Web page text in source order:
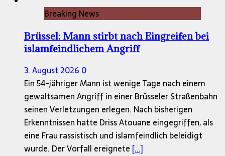
Breaking News
Brüssel: Mann stirbt nach Eingreifen bei
islamfeindlichem Angriff
3. August 20260
Ein 54-jähriger Mann ist wenige Tage nach einem
gewaltsamen Angriff in einer Brüsseler Straßenbahn
seinen Verletzungen erlegen. Nach bisherigen
Erkenntnissen hatte Driss Atouane eingegriffen, als
eine Frau rassistisch und islamfeindlich beleidigt
wurde. Der Vorfall ereignete [...]